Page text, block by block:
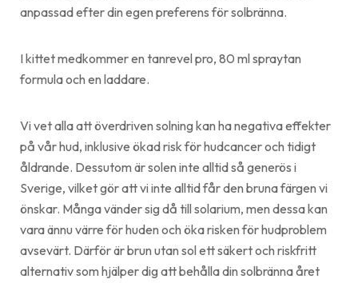
anpassad efter din egen preferens för solbränna.
I kittet medkommer en tanrevel pro, 80 ml spraytan
formula och en laddare.
Vi vet alla att överdriven solning kan ha negativa effekter
på vår hud, inklusive ökad risk för hudcancer och tidigt
åldrande. Dessutom är solen inte alltid så generös i
Sverige, vilket gör att vi inte alltid får den bruna färgen vi
önskar. Många vänder sig då till solarium, men dessa kan
vara ännu värre för huden och öka risken för hudproblem
avsevärt. Därför är brun utan sol ett säkert och riskfritt
alternativ som hjälper dig att behålla din solbränna året